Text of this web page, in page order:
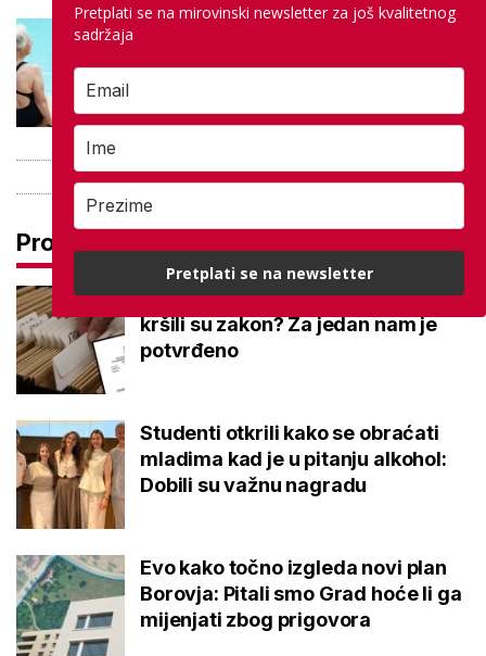
Kupanje u ovom gradu i sutra
Pročitaj još
Promjena prakse za sve SC-ove,
kršili su zakon? Za jedan nam je
potvrđeno
Studenti otkrili kako se obraćati
mladima kad je u pitanju alkohol:
Dobili su važnu nagradu
Evo kako točno izgleda novi plan
Borovja: Pitali smo Grad hoće li ga
mijenjati zbog prigovora
Pretplati se na mirovinski newsletter za još kvalitetnog
sadržaja
Pretplati se na newsletter